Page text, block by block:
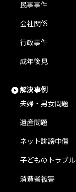
民事事件
会社関係
行政事件
成年後見
解決事例
夫婦・男女問題
遺産問題
ネット誹謗中傷
子どものトラブル
消費者被害